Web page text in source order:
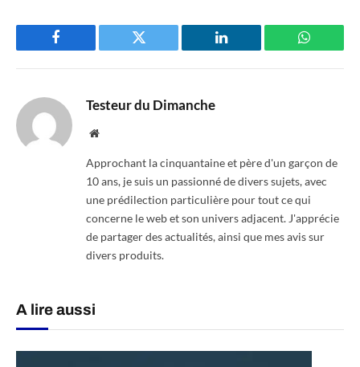
Facebook Twitter LinkedIn
Testeur du Dimanche
Website
Approchant la cinquantaine et père d'un garçon de
10 ans, je suis un passionné de divers sujets, avec
une prédilection particulière pour tout ce qui
concerne le web et son univers adjacent. J'apprécie
de partager des actualités, ainsi que mes avis sur
divers produits.
A lire aussi